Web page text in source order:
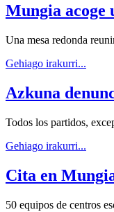
Mungia acoge
Una mesa redonda
Gehiago irakurri...
Azkuna
Todos los partidos,
Gehiago irakurri...
Cita en
50 equipos de centros